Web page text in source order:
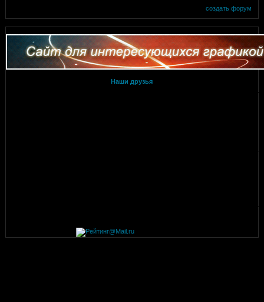
создать форум
Наши друзья